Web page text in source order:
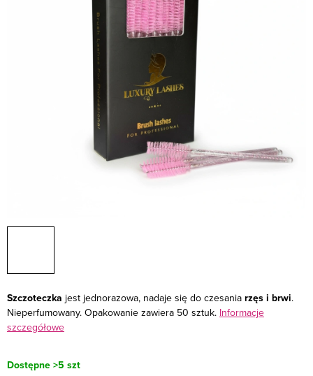
Szczoteczka jest jednorazowa, nadaje się do czesania rzęs i brwi.
Nieperfumowany. Opakowanie zawiera 50 sztuk. Informacje
szczegółowe
Dostępne>5 szt